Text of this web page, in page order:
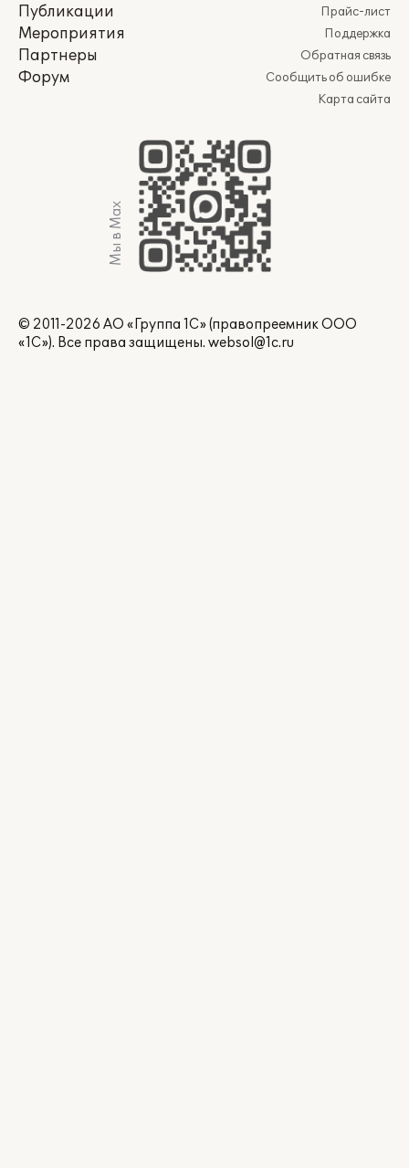
Публикации
Мероприятия
Партнеры
Форум
Прайс-лист
Поддержка
Обратная связь
Сообщить об ошибке
Карта сайта
Мы в Max
© 2011-2026 АО «Группа 1С» (правопреемник ООО
«1С»). Все права защищены. websol@1c.ru